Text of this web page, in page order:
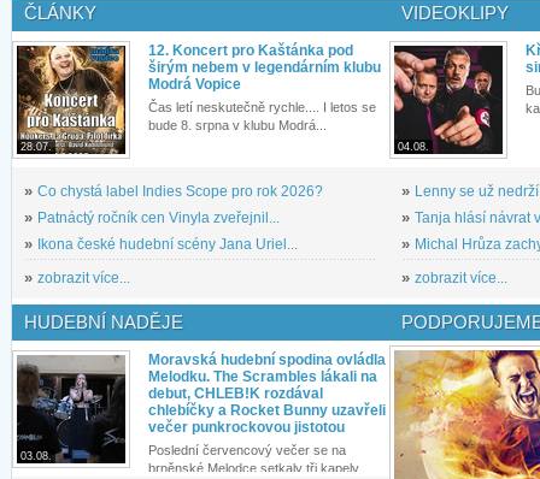
ČLÁNKY
28.07.
12. Koncert pro Kaštánka pod
širým nebem v legendárním klubu
Modrá Vopice
Čas letí neskutečně rychle.... I letos se
bude 8. srpna v klubu Modrá...
» Co chystá label Indies Scope pro rok 2026?
» Patnáctý ročník cen Vinyla zveřejnil...
»
Ikona české hudební scény Jana Uriel...
» zobrazit více...
VIDEOKLIPY
04.08.
» Lenny se už
» Tanja hlásí návrat
» Michal Hrůza
» zobrazit více...
HUDEBNÍ NADĚJE
03.08.
Moravská hudební spodina ovládla
Melodku. The Scrambles lákali na
debut, CHLEB!K rozdával
chlebíčky a Rocket Bunny uzavřeli
večer punkrockovou jistotou
Poslední červencový večer se na
brněnské Melodce setkaly tři kapely...